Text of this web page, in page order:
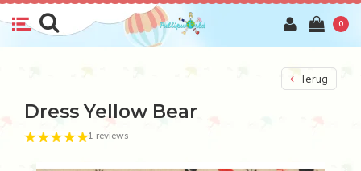
0
Terug
Dress Yellow Bear
1 reviews